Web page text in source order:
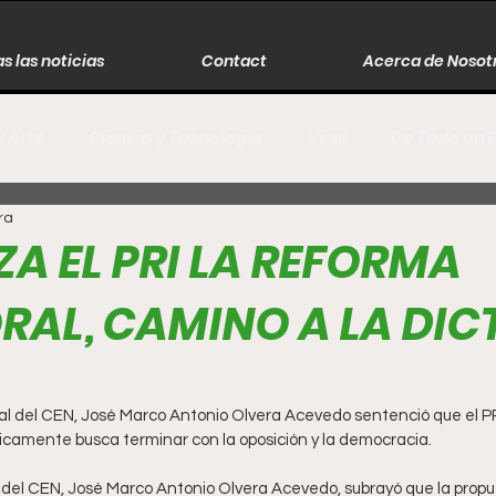
las noticias Contact Acerca de
Literatura Internacional Moda Cine
Espectáculos Economía David Monreal Ávila
EL PRI LA REFORMA
CAMINO A LA
del CEN, José Marco Antonio Olvera Acevedo sentenció que el
busca terminar con la oposición y la democracia.
CEN, José Marco Antonio Olvera Acevedo, subrayó que la